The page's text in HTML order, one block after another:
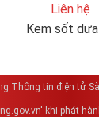
Liên hệ
Kem sốt
Thông tin điện tử
khi phát